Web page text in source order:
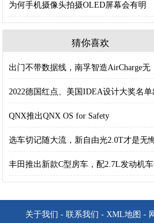
为何手机摄像头拍摄OLED屏幕会有明
猜你喜欢
出门不带数据线，南孚智造AirCharge无
2022德国红点、美国IDEA设计大奖名单
QNX推出QNX OS for Safety
选车切记随大流，新自由光2.0T才是无
丰田推出新款C型房车，配2.7L发动机
关于我们 - 联系我们 - XML地图 -